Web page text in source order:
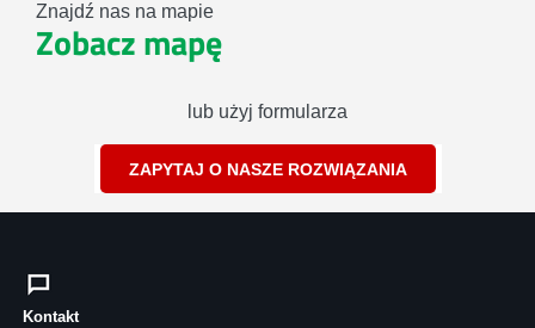
Znajdź nas na mapie
Zobacz mapę
lub użyj formularza
ZAPYTAJ O NASZE ROZWIĄZANIA
Kontakt